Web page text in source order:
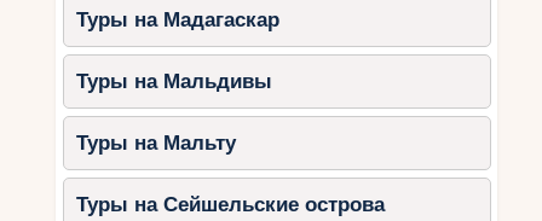
Туры на Мадагаскар
Туры на Мальдивы
Туры на Мальту
Туры на Сейшельские острова